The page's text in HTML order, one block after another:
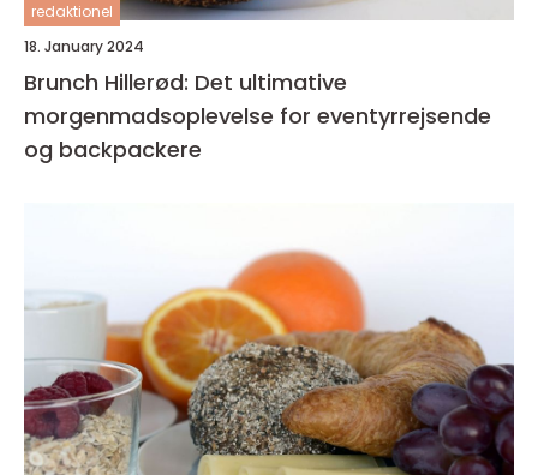
redaktionel
18. January 2024
Brunch Hillerød: Det ultimative
morgenmadsoplevelse for eventyrrejsende
og backpackere